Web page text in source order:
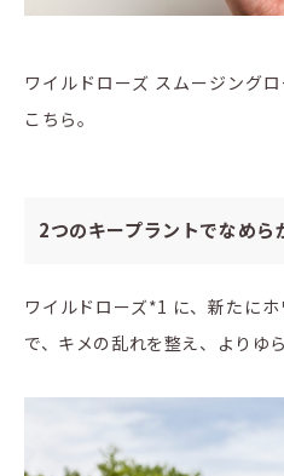
ワイルドローズ スムージング
こちら。
2つのキープラントでなめら
ワイルドローズ*1 に、新たに
で、キメの乱れを整え、よりゆ